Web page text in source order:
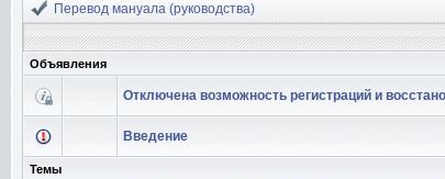
Перевод мануала (руководства)
Объявления
Отключена возможность регистраций и
Введение
Темы